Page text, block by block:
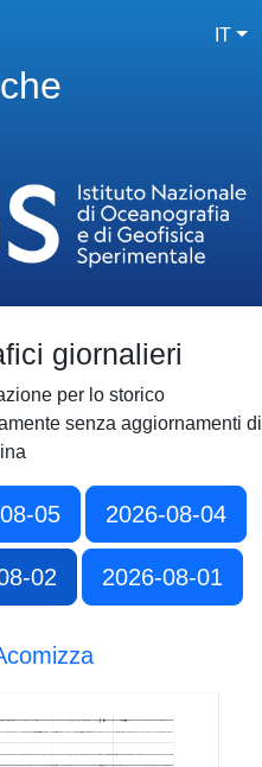
IT
giornalieri
per lo storico
senza aggiornamenti di
05 2026-08-04
02 2026-08-01